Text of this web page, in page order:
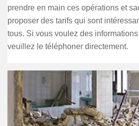
prendre en main ces opérations et
proposer des tarifs qui sont
tous. Si vous voulez des
veuillez le téléphoner directement.